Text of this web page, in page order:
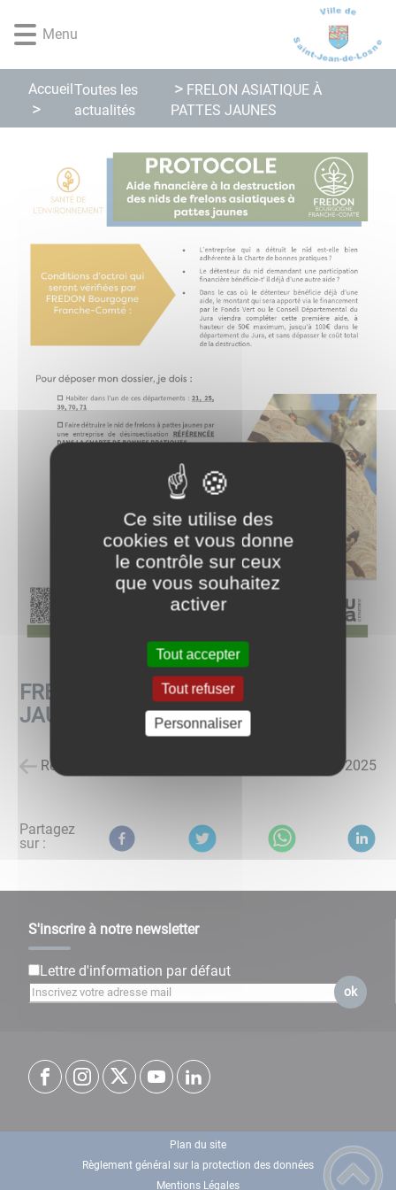
d'accès
rapide
au
menu
d'accès
rapide
au
contenu
principal
d'accès
rapide
à
recherche
d'accès
rapide
au
page
Menu
Accueil Toutes les
actualités
FRELON ASIATIQUE À
PATTES JAUNES
FRELON ASIATIQUE À PATTES
JAUNES
Retour à la liste des actualités 26/08/2025
Partagez
sur :
S'inscrire à notre newsletter
Lettre d'information par défaut
ok
Plan du site
Règlement général sur la protection des données
Mentions Légales
Ce site utilise des
cookies et vous donne
le contrôle sur ceux
que vous souhaitez
activer
Tout accepter
Tout refuser
Personnaliser